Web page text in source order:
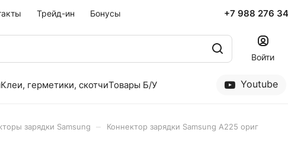
Трейд-ин Бонусы +7 988 276
Войти
Клеи, герметики, скотчиТовары Б/У Youtube
зарядки Samsung Коннектор зарядки Samsung A225 ориг